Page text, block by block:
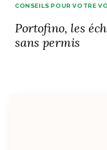
CONSEILS POUR VOTRE
Portofino, les
sans permis